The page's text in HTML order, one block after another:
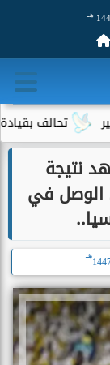
هـ
بقيادة جيف بيزوس
نتيجة
الوصل في
هـ